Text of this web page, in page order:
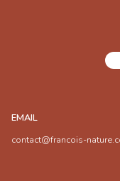
EMAIL
contact@francois-